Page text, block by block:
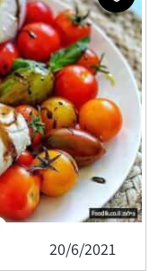
20/6/2021